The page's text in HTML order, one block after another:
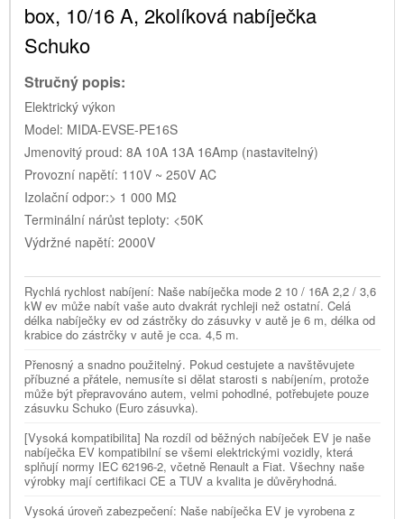
box, 10/16 A, 2kolíková nabíječka
Schuko
Stručný popis:
Elektrický výkon
Model: MIDA-EVSE-PE16S
Jmenovitý proud: 8A 10A 13A 16Amp (nastavitelný)
Provozní napětí: 110V ~ 250V AC
Izolační odpor:> 1 000 MΩ
Terminální nárůst teploty: <50K
Výdržné napětí: 2000V
Rychlá rychlost nabíjení: Naše nabíječka mode 2 10 / 16A 2,2 / 3,6
kW ev může nabít vaše auto dvakrát rychleji než ostatní. Celá
délka nabíječky ev od zástrčky do zásuvky v autě je 6 m, délka od
krabice do zástrčky v autě je cca. 4,5 m.
Přenosný a snadno použitelný. Pokud cestujete a navštěvujete
příbuzné a přátele, nemusíte si dělat starosti s nabíjením, protože
může být přepravováno autem, velmi pohodlné, potřebujete pouze
zásuvku Schuko (Euro zásuvka).
[Vysoká kompatibilita] Na rozdíl od běžných nabíječek EV je naše
nabíječka EV kompatibilní se všemi elektrickými vozidly, která
splňují normy IEC 62196-2, včetně Renault a Fiat. Všechny naše
výrobky mají certifikaci CE a TUV a kvalita je důvěryhodná.
Vysoká úroveň zabezpečení: Naše nabíječka EV je vyrobena z